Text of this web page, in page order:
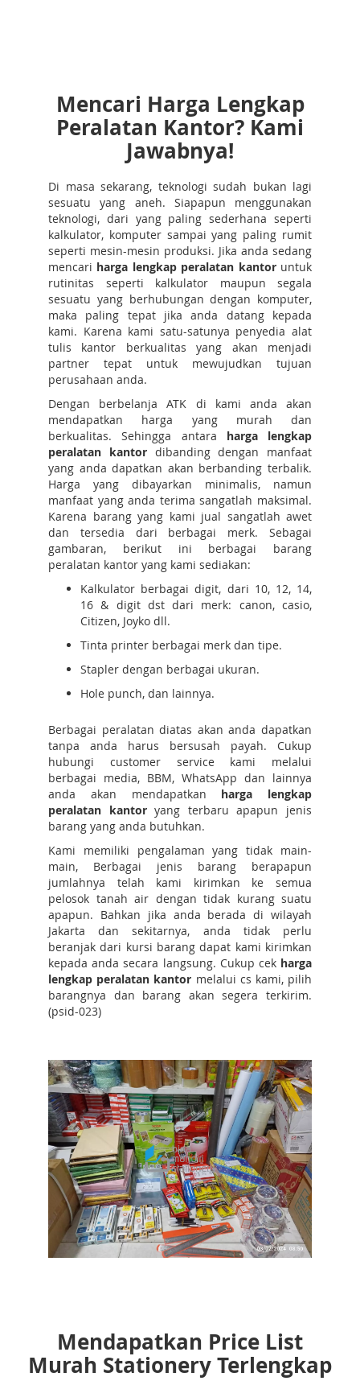
Mencari Harga Lengkap
Peralatan Kantor? Kami
Jawabnya!
Di masa sekarang, teknologi sudah bukan lagi
sesuatu yang aneh. Siapapun menggunakan
teknologi, dari yang paling sederhana seperti
kalkulator, komputer sampai yang paling rumit
seperti mesin-mesin produksi. Jika anda sedang
mencari harga lengkap peralatan kantoruntuk
rutinitas seperti kalkulator maupun segala
sesuatu yang berhubungan dengan komputer,
maka paling tepat jika anda datang kepada
kami. Karena kami satu-satunya penyedia alat
tulis kantor berkualitas yang akan menjadi
partner tepat untuk mewujudkan tujuan
perusahaan anda.
Dengan berbelanja ATK di kami anda akan
mendapatkan harga yang murah dan
berkualitas. Sehingga antara harga lengkap
peralatan kantordibanding dengan manfaat
yang anda dapatkan akan berbanding terbalik.
Harga yang dibayarkan minimalis, namun
manfaat yang anda terima sangatlah maksimal.
Karena barang yang kami jual sangatlah awet
dan tersedia dari berbagai merk. Sebagai
gambaran, berikut ini berbagai barang
peralatan kantor yang kami sediakan:
Kalkulator berbagai digit, dari 10, 12, 14,
16 & digit dst dari merk: canon, casio,
Citizen, Joyko dll.
Tinta printer berbagai merk dan tipe.
Stapler dengan berbagai ukuran.
Hole punch, dan lainnya.
Berbagai peralatan diatas akan anda dapatkan
tanpa anda harus bersusah payah. Cukup
hubungi customer service kami melalui
berbagai media, BBM, WhatsApp dan lainnya
anda akan mendapatkan harga lengkap
peralatan kantoryang terbaru apapun jenis
barang yang anda butuhkan.
Kami memiliki pengalaman yang tidak main-
main, Berbagai jenis barang berapapun
jumlahnya telah kami kirimkan ke semua
pelosok tanah air dengan tidak kurang suatu
apapun. Bahkan jika anda berada di wilayah
Jakarta dan sekitarnya, anda tidak perlu
beranjak dari kursi barang dapat kami kirimkan
kepada anda secara langsung. Cukup cek harga
lengkap peralatan kantor melalui cs kami, pilih
barangnya dan barang akan segera terkirim.
(psid-023)
Mendapatkan Price List
Murah Stationery Terlengkap